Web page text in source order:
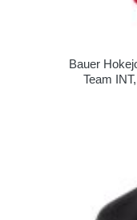
Bauer
Team